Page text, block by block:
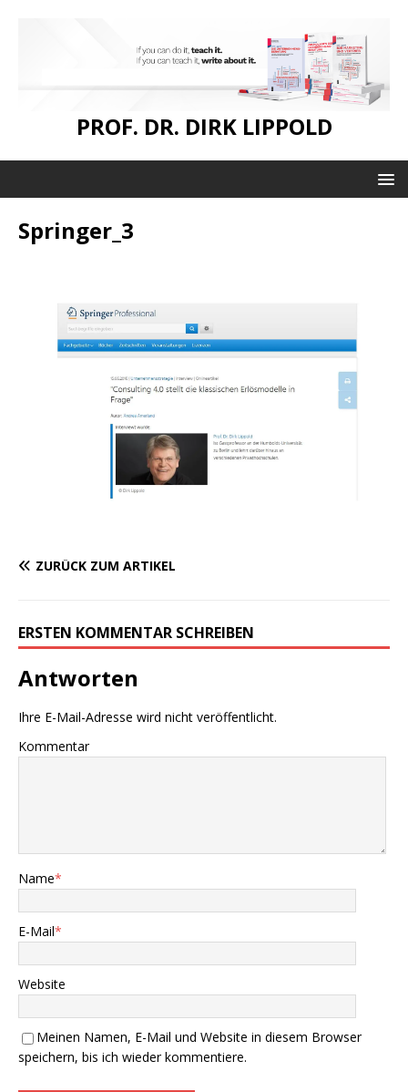
PROF. DR. DIRK LIPPOLD
Springer_3
ZURÜCK ZUM ARTIKEL
ERSTEN KOMMENTAR SCHREIBEN
Antworten
Ihre E-Mail-Adresse wird nicht veröffentlicht.
Kommentar
Name*
E-Mail*
Website
Meinen Namen, E-Mail und Website in diesem Browser
speichern, bis ich wieder kommentiere.